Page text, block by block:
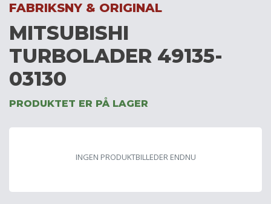
FABRIKSNY & ORIGINAL
MITSUBISHI
TURBOLADER 49135-
03130
PRODUKTET ER PÅ LAGER
INGEN PRODUKTBILLEDER ENDNU